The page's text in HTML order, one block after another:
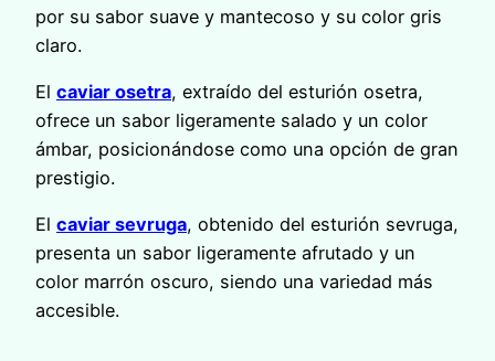
por su sabor suave y mantecoso y su color gris
claro.
El caviar osetra, extraído del esturión osetra,
ofrece un sabor ligeramente salado y un color
ámbar, posicionándose como una opción de gran
prestigio.
El caviar sevruga, obtenido del esturión sevruga,
presenta un sabor ligeramente afrutado y un
color marrón oscuro, siendo una variedad más
accesible.